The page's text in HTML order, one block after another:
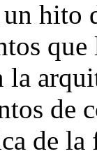
hito
de
de